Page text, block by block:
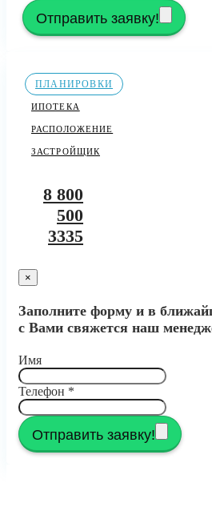
Отправить заявку!
ПЛАНИРОВКИ
ИПОТЕКА
РАСПОЛОЖЕНИЕ
ЗАСТРОЙЩИК
8 800
500
3335
×
Заполните форму и в
с Вами свяжется наш
Имя
Телефон *
Отправить заявку!